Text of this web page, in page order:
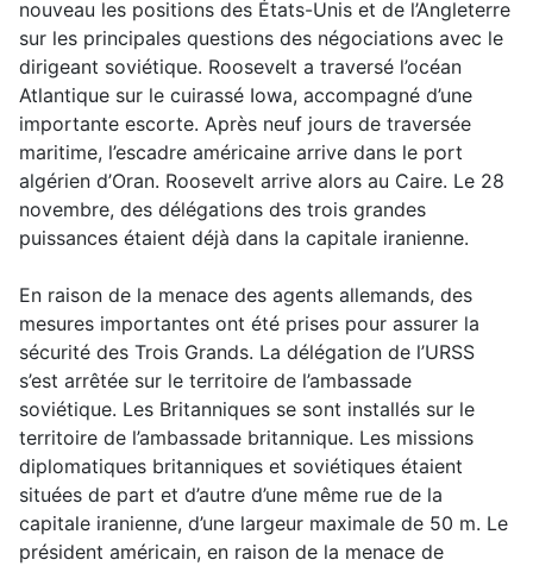
nouveau les positions des États-Unis et de l’Angleterre
sur les principales questions des négociations avec le
dirigeant soviétique. Roosevelt a traversé l’océan
Atlantique sur le cuirassé Iowa, accompagné d’une
importante escorte. Après neuf jours de traversée
maritime, l’escadre américaine arrive dans le port
algérien d’Oran. Roosevelt arrive alors au Caire. Le 28
novembre, des délégations des trois grandes
puissances étaient déjà dans la capitale iranienne.
En raison de la menace des agents allemands, des
mesures importantes ont été prises pour assurer la
sécurité des Trois Grands. La délégation de l’URSS
s’est arrêtée sur le territoire de l’ambassade
soviétique. Les Britanniques se sont installés sur le
territoire de l’ambassade britannique. Les missions
diplomatiques britanniques et soviétiques étaient
situées de part et d’autre d’une même rue de la
capitale iranienne, d’une largeur maximale de 50 m. Le
président américain, en raison de la menace de